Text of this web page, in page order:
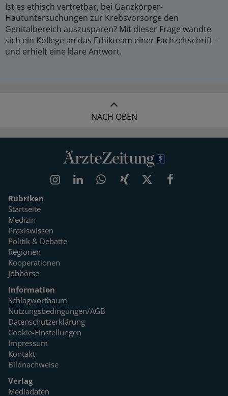
Ist es ethisch vertretbar, bei Ganzkörper-
Hautuntersuchungen zur Krebsvorsorge den
Genitalbereich auszusparen? Mit dieser Frage wandte
sich ein Kollege an das Ethikteam einer Fachzeitschrift –
und erhielt eine klare Antwort.
NACH OBEN
Rubriken
Startseite
Medizin
Praxiswissen
Politik & Debatte
Regionen
Kooperationen
Jobbörse
Information
Schlagwortbaum
Nutzungsbedingungen/AGB
Datenschutzerklärung
Cookie-Einstellungen
Impressum
Kontakt
Bildnachweise
Verlag
Mediadaten